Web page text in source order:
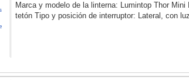
Marca y modelo de la linterna: Lumintop Thor
tetón Tipo y posición de interruptor: Lateral, con